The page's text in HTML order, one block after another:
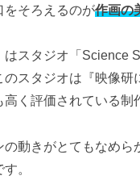
をそろえるのが作画の
はスタジオ「Science
のスタジオは『映像研
く評価されている制
の動きがとてもなめら
。